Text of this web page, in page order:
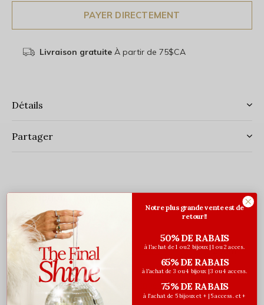
PAYER DIRECTEMENT
Livraison gratuiteÀ partir de 75$CA
Détails
Partager
Ce coffret comprend:
Gel Douche Bienfaisant Fleur d'Osmanthus200ml
Gel Douche Bienfaisant Fleur de Figuier200ml
Gel Douche Bienfaisant Gingembre rouge200ml
Notre plus grande vente est de
retour!!
50% DE RABAIS
à l'achat de 1 ou 2 bijoux | 1 ou 2 acces.
65% DE RABAIS
à l'achat de 3 ou 4 bijoux | 3 ou 4 access.
75% DE RABAIS
à l'achat de 5 bijoux et + | 5 access. et +